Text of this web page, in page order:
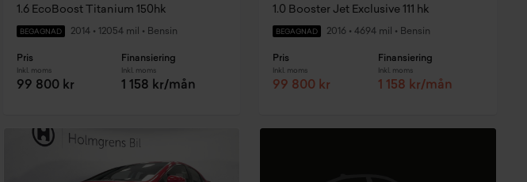
1.6 EcoBoost Titanium 150hk
BEGAGNAD 2014 • 12054 mil • Bensin
Pris
Inkl. moms
99 800 kr
Finansiering
Inkl. moms
1 158 kr/mån
1.0 Booster Jet Exclusive 111 hk
BEGAGNAD 2016 • 4694 mil • Bensin
Pris
Inkl. moms
99 800 kr
Finansiering
Inkl. moms
1 158 kr/mån